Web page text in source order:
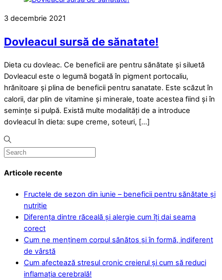
3 decembrie 2021
Dovleacul sursă de sănatate!
Dieta cu dovleac. Ce beneficii are pentru sănătate și siluetă
Dovleacul este o legumă bogată în pigment portocaliu,
hrănitoare și plina de beneficii pentru sanatate. Este scăzut în
calorii, dar plin de vitamine și minerale, toate acestea fiind și în
semințe si pulpă. Există multe modalități de a introduce
dovleacul în dieta: supe creme, soteuri, […]
Articole recente
Fructele de sezon din iunie – beneficii pentru sănătate și
nutriție
Diferența dintre răceală și alergie cum îți dai seama
corect
Cum ne menținem corpul sănătos și în formă, indiferent
de vârstă
Cum afectează stresul cronic creierul și cum să reduci
inflamația cerebrală!